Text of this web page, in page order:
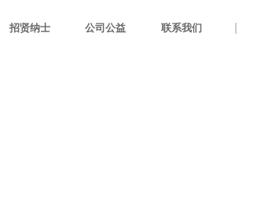
招贤纳士 公司公益 联系我们